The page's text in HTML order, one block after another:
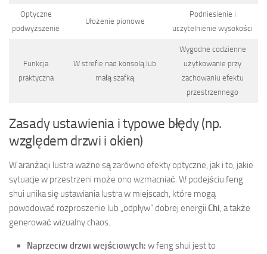
Optyczne
podwyższenie
Ułożenie pionowe
Podniesienie i
uczytelnienie wysokości
Funkcja
praktyczna
W strefie nad konsolą lub
małą szafką
Wygodne codzienne
użytkowanie przy
zachowaniu efektu
przestrzennego
Zasady ustawienia i typowe błędy (np.
względem drzwi i okien)
W aranżacji lustra ważne są zarówno efekty optyczne, jak i to, jakie
sytuacje w przestrzeni może ono wzmacniać. W podejściu feng
shui unika się ustawiania lustra w miejscach, które mogą
powodować rozproszenie lub „odpływ” dobrej energii Chi, a także
generować wizualny chaos.
Naprzeciw drzwi wejściowych: w feng shui jest to